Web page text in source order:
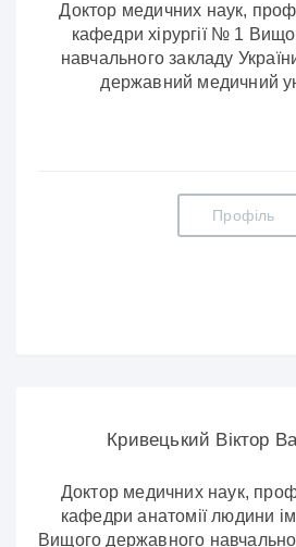
Доктор медичних наук,
кафедри хірургії № 1
навчального закладу
державний медичний
Профіль
Кривецький Віктор
Доктор медичних наук,
кафедри анатомії людини
Вищого державного